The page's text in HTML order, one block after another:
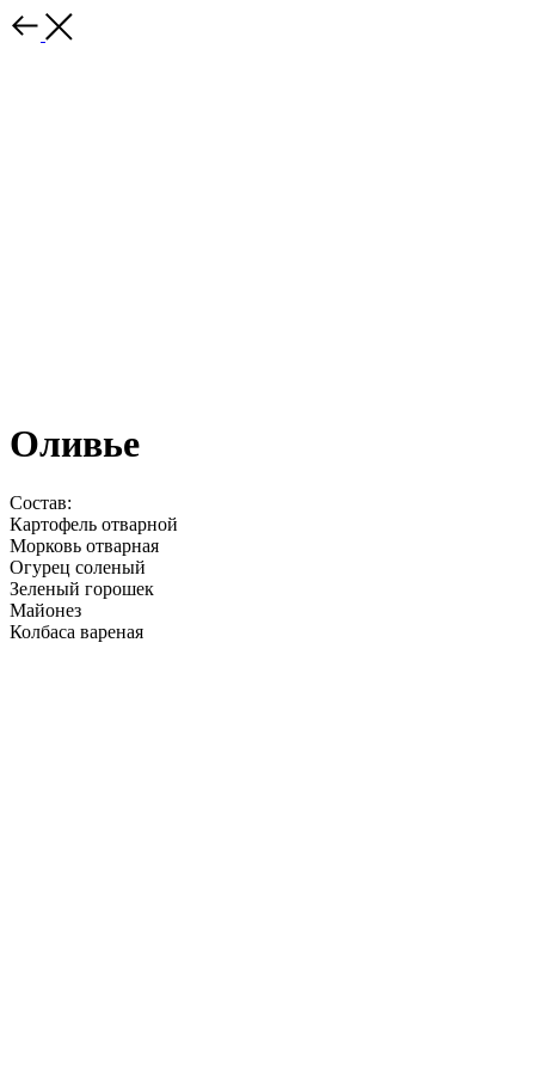
Оливье
Состав:
Картофель отварной
Морковь отварная
Огурец соленый
Зеленый горошек
Майонез
Колбаса вареная